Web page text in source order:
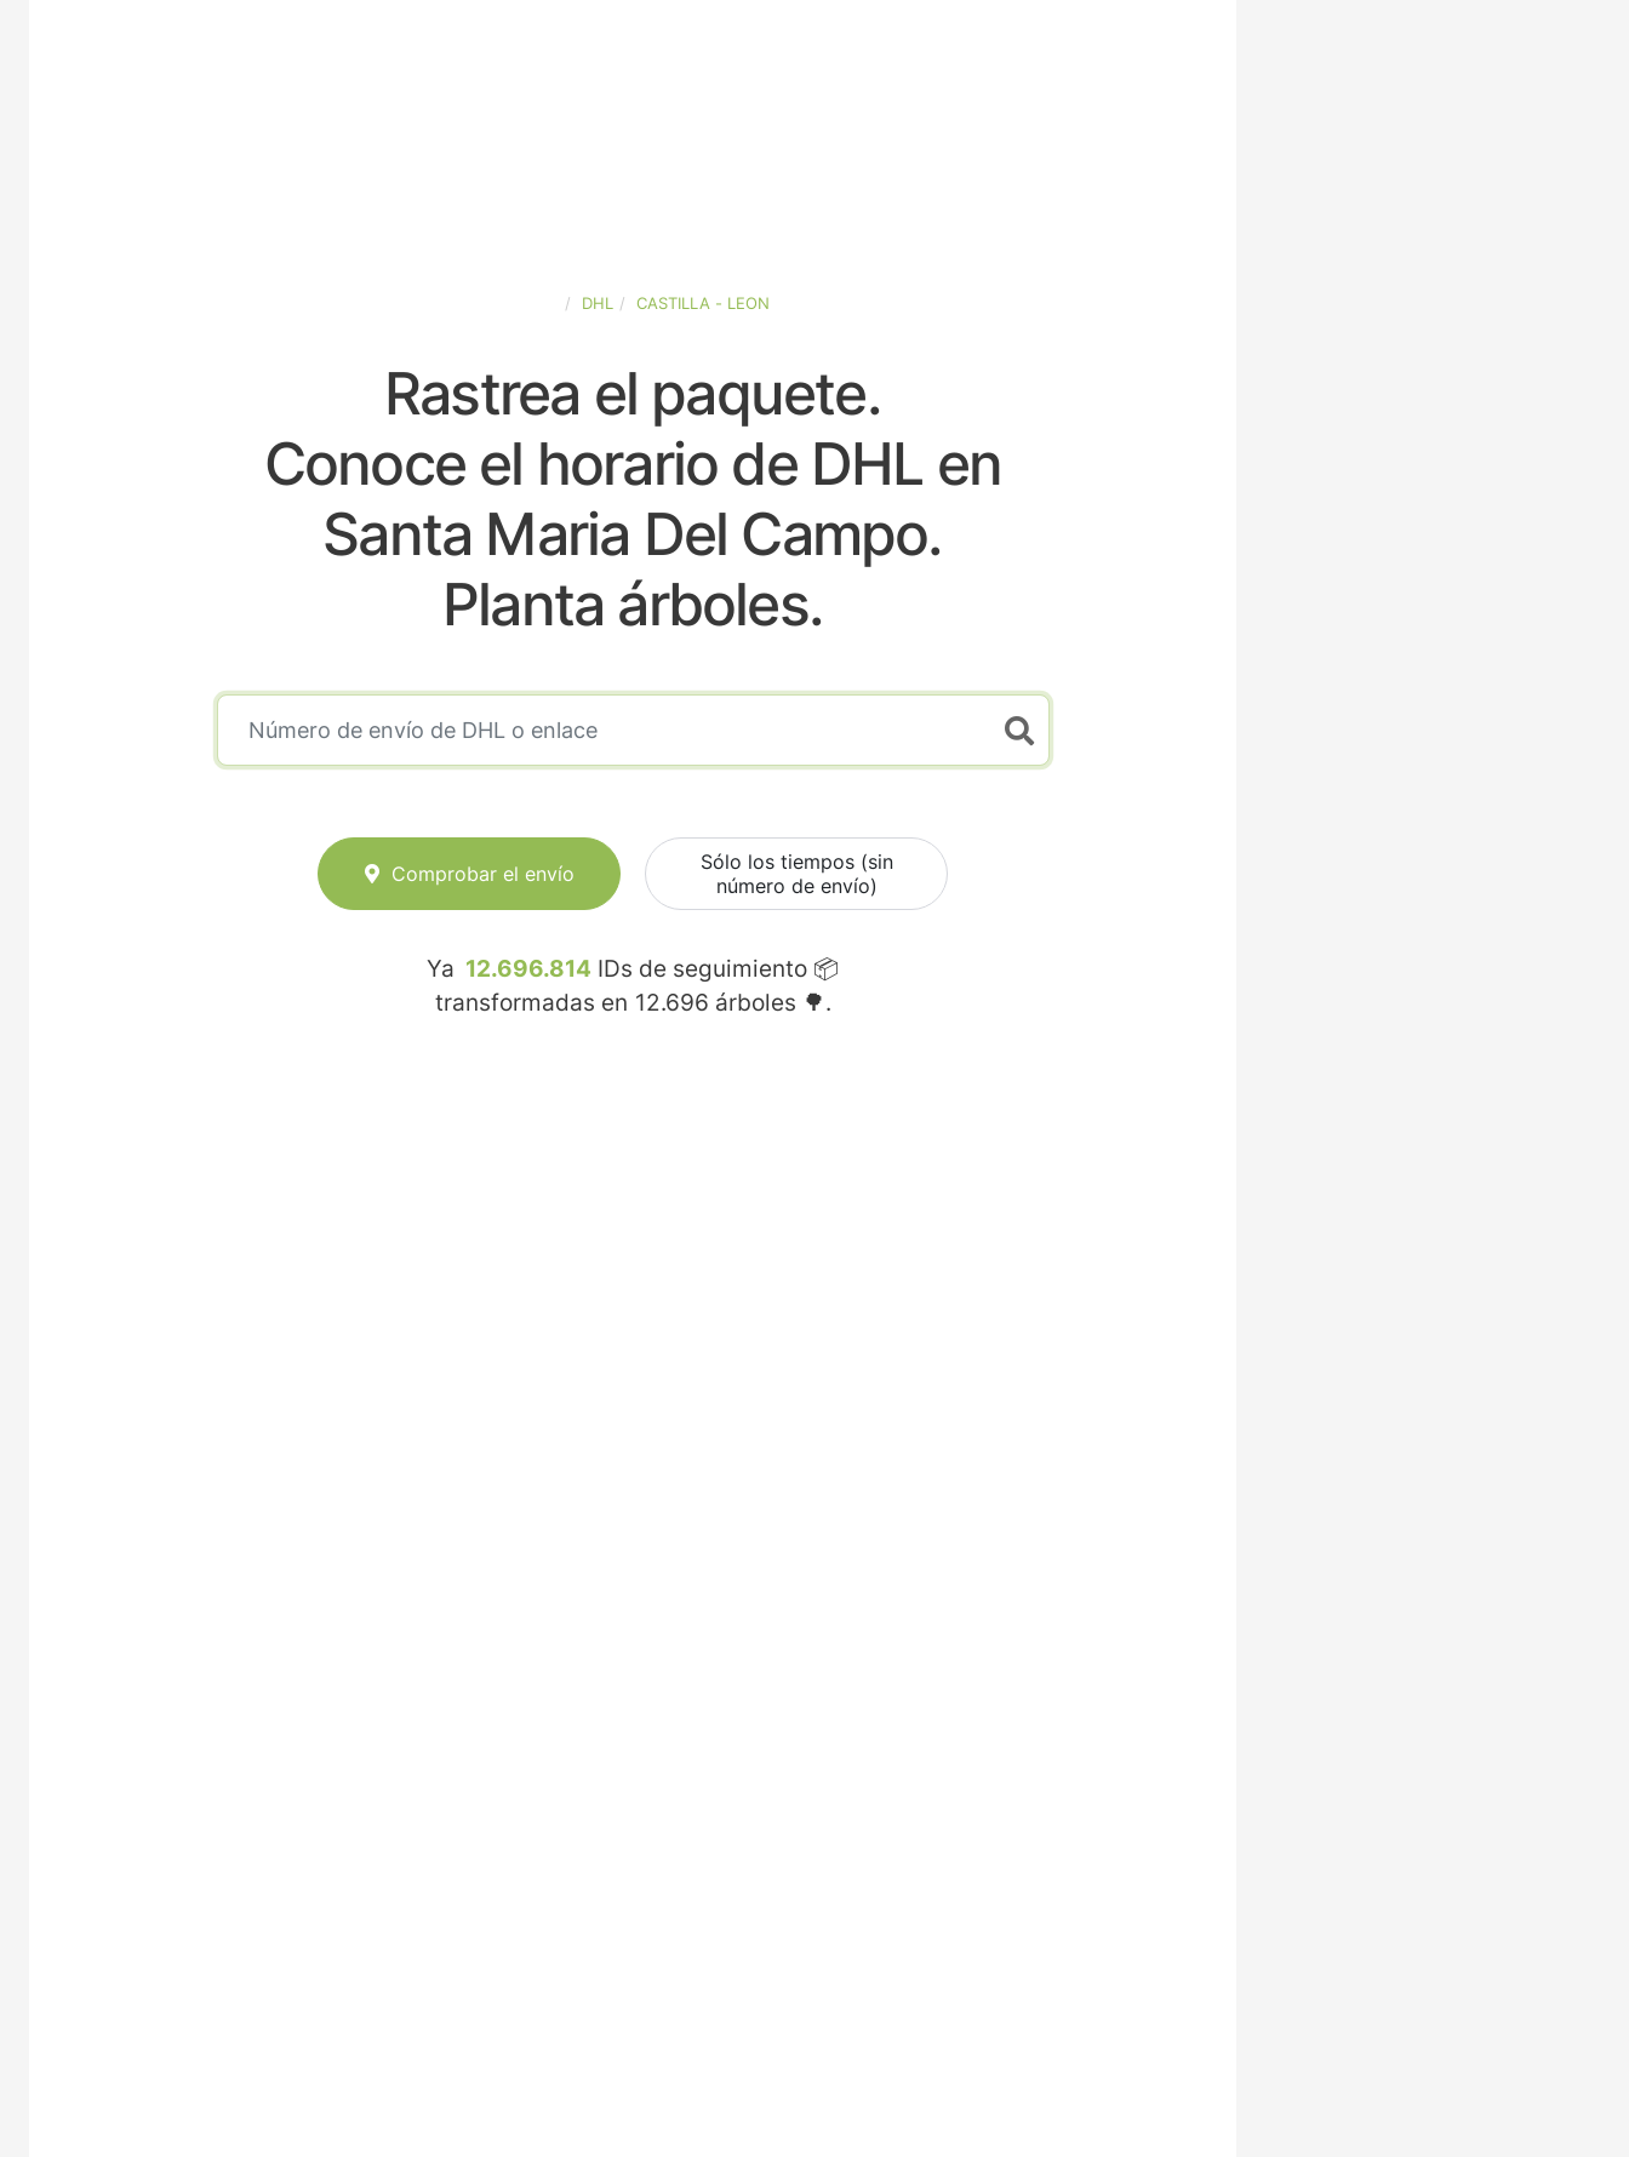
DHL CASTILLA - LEON
Rastrea el paquete.
Conoce el horario de DHL en
Santa Maria Del Campo.
Planta árboles.
Comprobar el envío
Sólo los tiempos (sin
número de envío)
Ya 12.696.814 IDs de seguimiento 📦
transformadas en 12.696 árboles 🌳.